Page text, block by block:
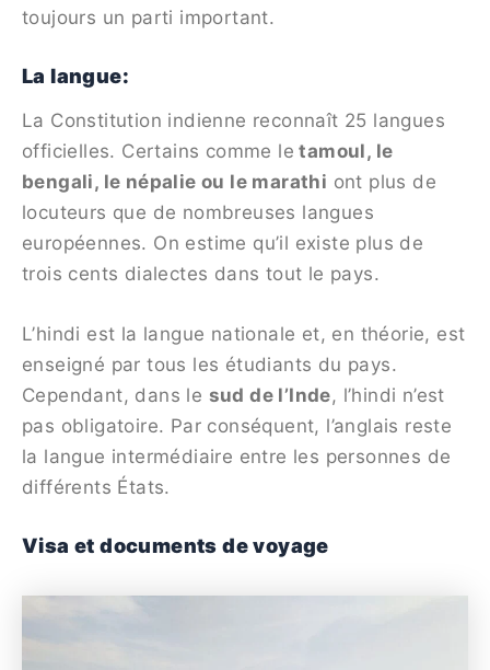
toujours un parti important.
La langue:
La Constitution indienne reconnaît 25 langues
officielles. Certains comme le tamoul, le
bengali, le népalie ou le marathi ont plus de
locuteurs que de nombreuses langues
européennes. On estime qu’il existe plus de
trois cents dialectes dans tout le pays.
L’hindi est la langue nationale et, en théorie, est
enseigné par tous les étudiants du pays.
Cependant, dans le sud de l’Inde, l’hindi n’est
pas obligatoire. Par conséquent, l’anglais reste
la langue intermédiaire entre les personnes de
différents États.
Visa et documents de voyage